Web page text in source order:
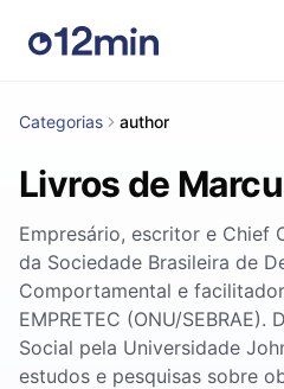
Categorias author
Livros de
Empresário, escritor e Chief
da Sociedade Brasileira de
Comportamental e
EMPRETEC (ONU/
Social pela Universidade
estudos e pesquisas sobre